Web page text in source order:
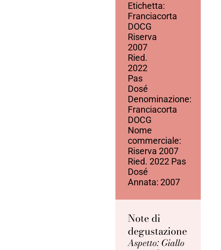
Etichetta:
Franciacorta
DOCG
Riserva
2007
Ried.
2022
Pas
Dosé
Denominazione:
Franciacorta
DOCG
Nome
commerciale:
Riserva 2007
Ried. 2022 Pas
Dosé
Annata: 2007
Note di
degustazione
Aspetto: Giallo